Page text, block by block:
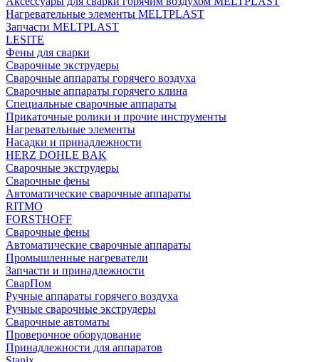
Нагревательные элементы MELTPLAST
Запчасти MELTPLAST
LESITE
Фены для сварки
Сварочные экструдеры
Сварочные аппараты горячего воздуха
Сварочные аппараты горячего клина
Специальные сварочные аппараты
Прикаточные ролики и прочие инструменты
Нагревательные элементы
Насадки и принадлежности
HERZ DOHLE BAK
Сварочные экструдеры
Сварочные фены
Автоматические сварочные аппараты
RITMO
FORSTHOFF
Сварочные фены
Автоматические сварочные аппараты
Промышленные нагреватели
Запчасти и принадлежности
СварПом
Ручные аппараты горячего воздуха
Ручные сварочные экструдеры
Сварочные автоматы
Проверочное оборудование
Принадлежности для аппаратов